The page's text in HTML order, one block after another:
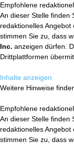
Empfohlene
An dieser Stelle finden
redaktionelles
stimmen Sie zu, dass
Inc. anzeigen dürfen.
Drittplattformen
Inhalte anzeigen
Weitere Hinweise
Empfohlene
An dieser Stelle finden
redaktionelles
stimmen Sie zu, dass